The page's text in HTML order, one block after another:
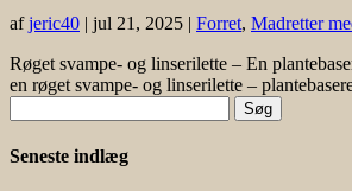
afjeric40 | jul 21, 2025 | Forret, Madretter
Røget svampe- og linserilette – En
en røget svampe- og linserilette –
efter:
Seneste indlæg